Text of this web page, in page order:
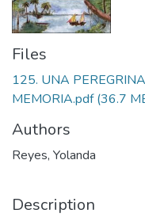
Files
125. UNA
MEMORIA.pdf(36.7
Authors
Reyes, Yolanda
Description